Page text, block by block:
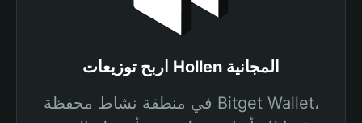
اربح توزيعات Hollen المجانية
في منطقة نشاط محفظة Bitget Wallet،